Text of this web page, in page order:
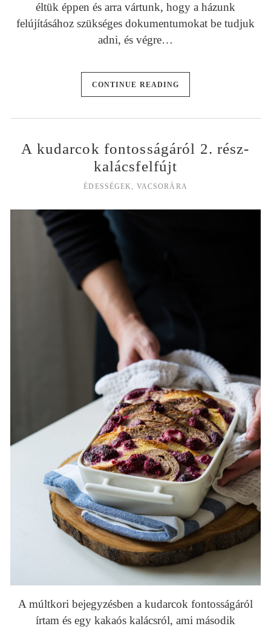
éltük éppen és arra vártunk, hogy a házunk
felújításához szükséges dokumentumokat be tudjuk
adni, és végre…
CONTINUE READING
A kudarcok fontosságáról 2. rész-
kalácsfelfújt
ÉDESSÉGEK, VACSORÁRA
A múltkori bejegyzésben a kudarcok fontosságáról
írtam és egy kakaós kalácsról, ami második